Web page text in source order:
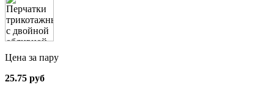
Цена за пару
25.75 руб